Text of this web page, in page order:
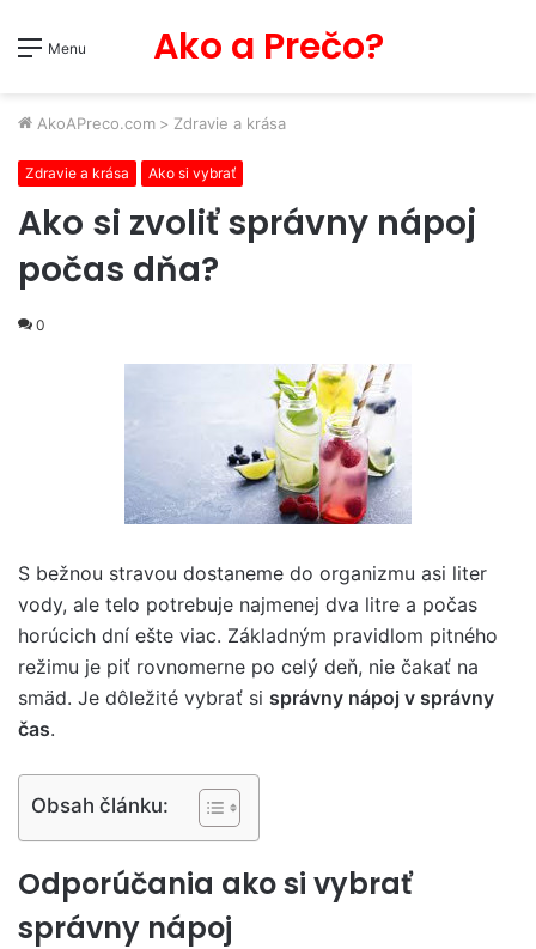
Menu Ako a Prečo?
AkoAPreco.com > Zdravie a krása
Zdravie a krása Ako si vybrať
Ako si zvoliť správny nápoj
počas dňa?
0
S bežnou stravou dostaneme do organizmu asi liter
vody, ale telo potrebuje najmenej dva litre a počas
horúcich dní ešte viac. Základným pravidlom pitného
režimu je piť rovnomerne po celý deň, nie čakať na
smäd. Je dôležité vybrať si správny nápoj v správny
čas.
Obsah článku:
Odporúčania ako si vybrať
správny nápoj